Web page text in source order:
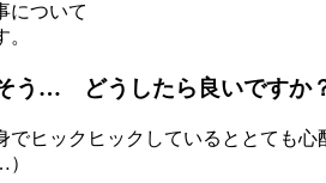
について
う… どうしたら良いですか
ヒックヒックしているととても心
す…）